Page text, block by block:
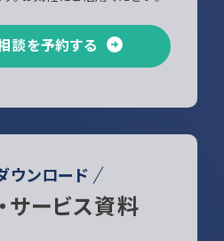
談を予約する
ウンロード
サービス資料